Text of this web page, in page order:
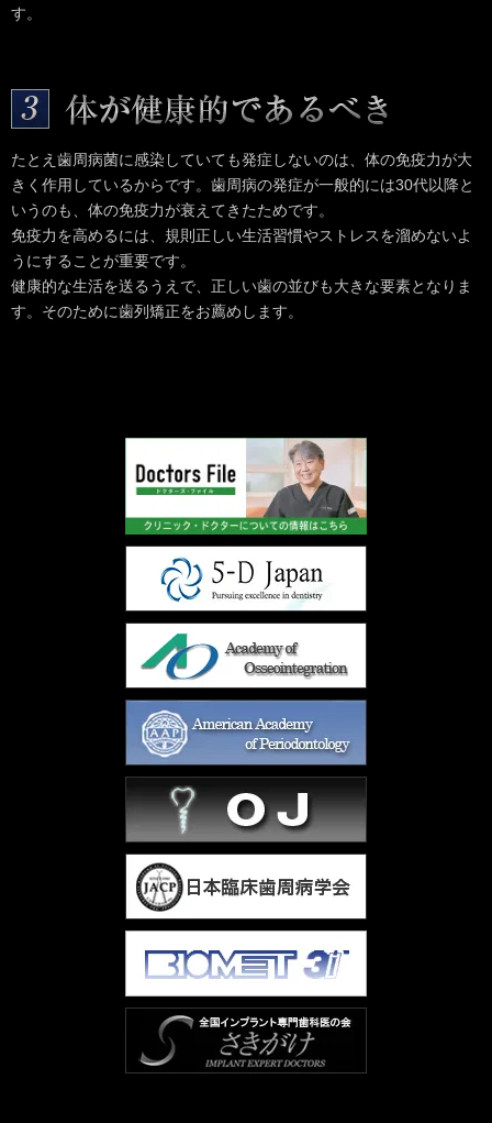
す。
たとえ歯周病菌に感染していても発症しないのは、体の免疫力が大
きく作用しているからです。歯周病の発症が一般的には30代以降と
いうのも、体の免疫力が衰えてきたためです。
免疫力を高めるには、規則正しい生活習慣やストレスを溜めないよ
うにすることが重要です。
健康的な生活を送るうえで、正しい歯の並びも大きな要素となりま
す。そのために歯列矯正をお薦めします。